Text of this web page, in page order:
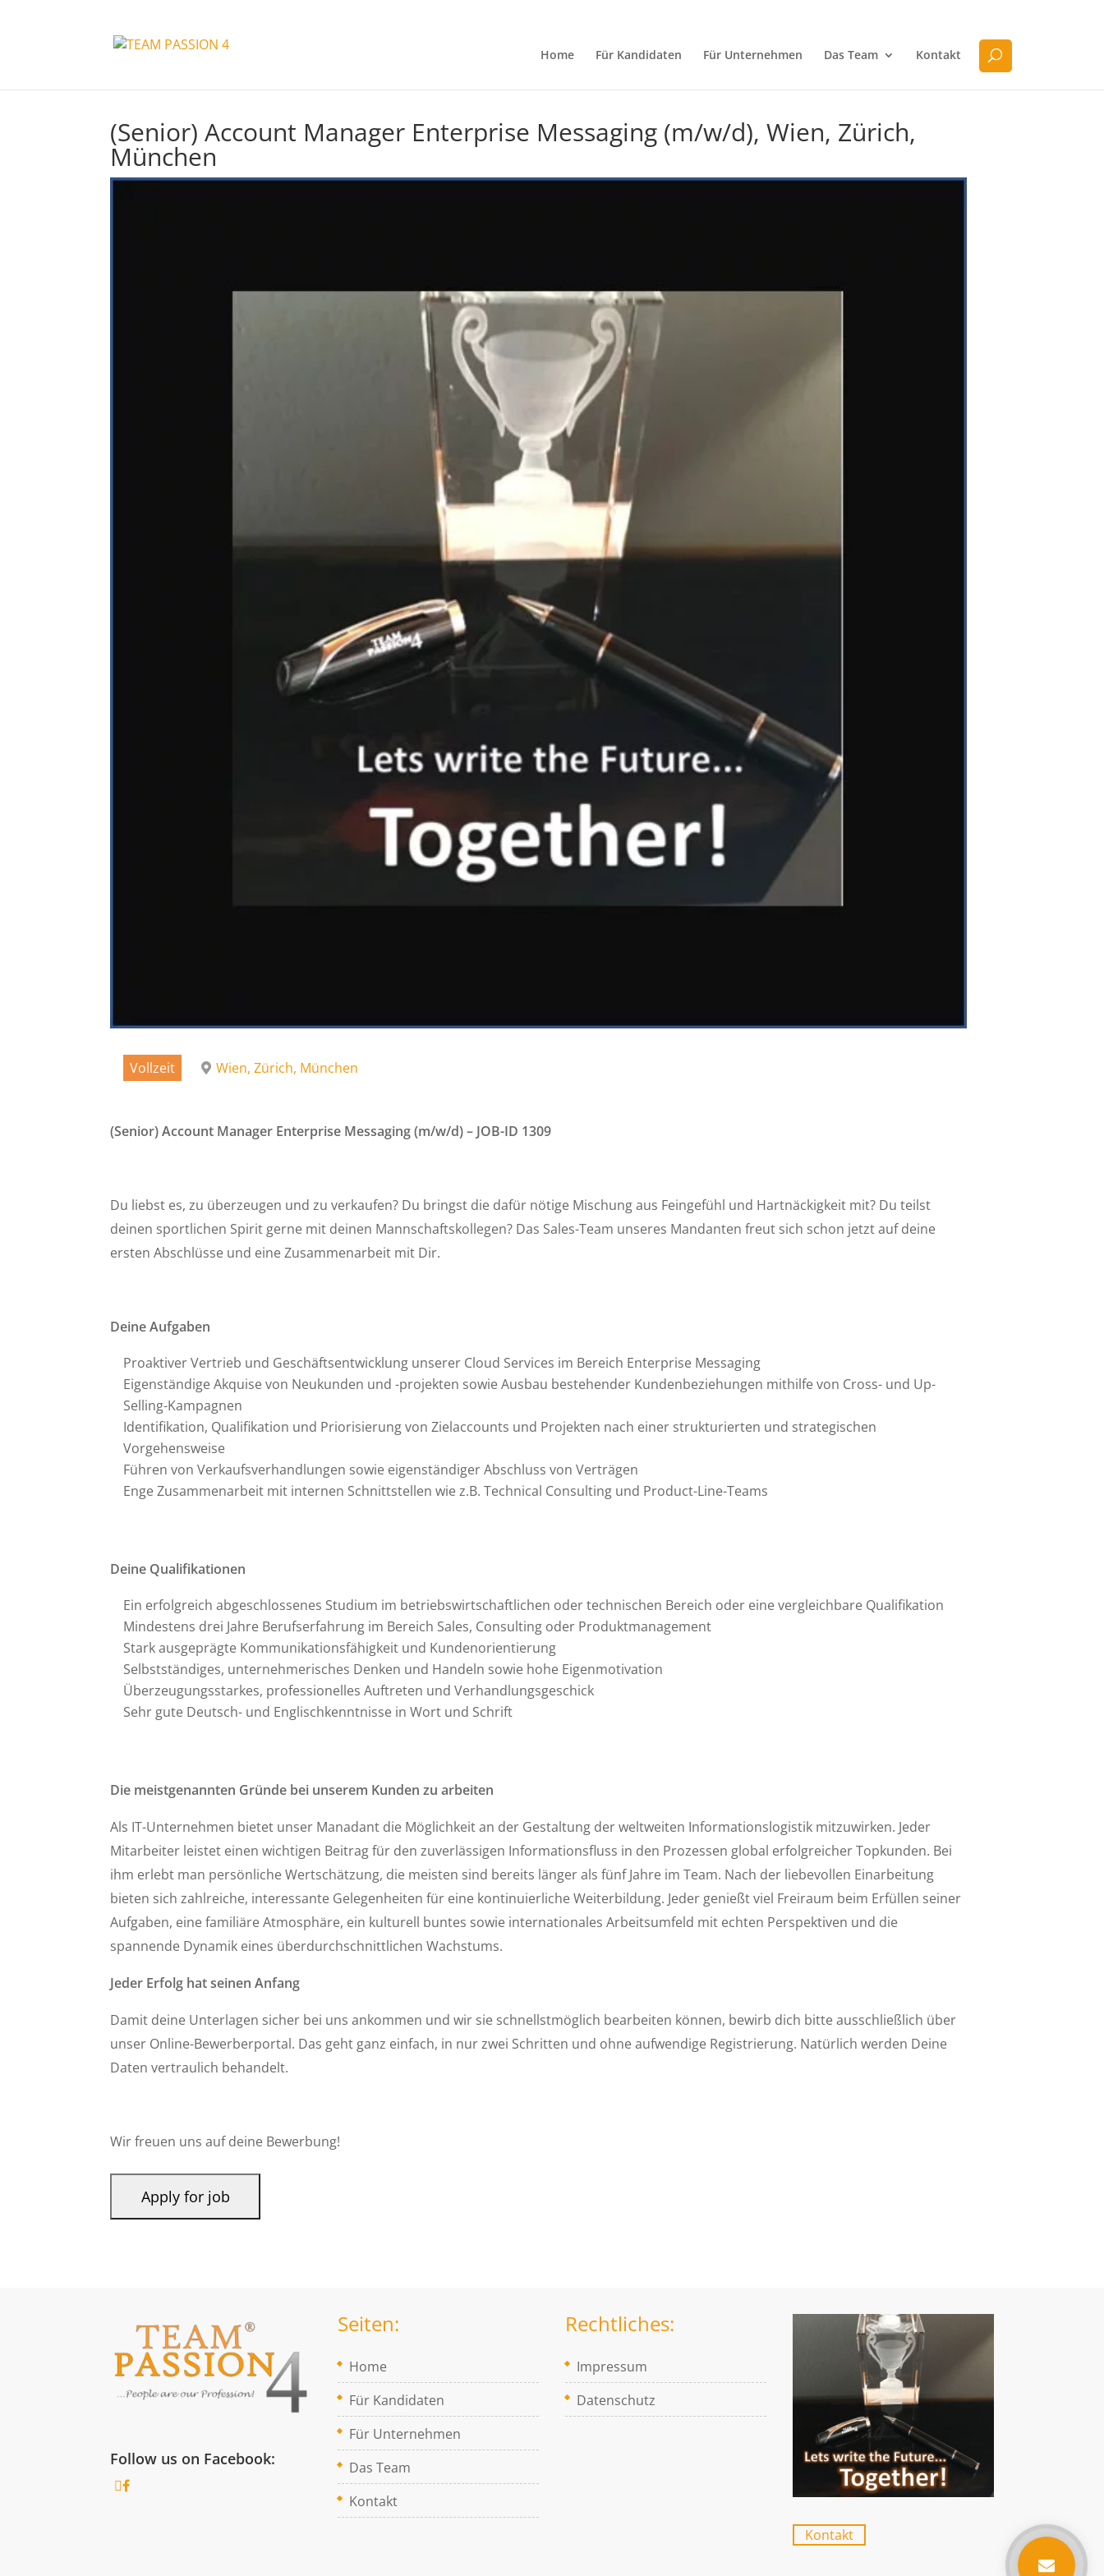
Home Für Kandidaten Für Unternehmen Das Team Kontakt
(Senior) Account Manager Enterprise Messaging (m/w/d), Wien, Zürich,
München
Vollzeit Wien, Zürich, München
(Senior) Account Manager Enterprise Messaging (m/w/d) – JOB-ID 1309
Du liebst es, zu überzeugen und zu verkaufen? Du bringst die dafür nötige Mischung aus Feingefühl und Hartnäckigkeit mit? Du teilst
deinen sportlichen Spirit gerne mit deinen Mannschaftskollegen? Das Sales-Team unseres Mandanten freut sich schon jetzt auf deine
ersten Abschlüsse und eine Zusammenarbeit mit Dir.
Deine Aufgaben
Proaktiver Vertrieb und Geschäftsentwicklung unserer Cloud Services im Bereich Enterprise Messaging
Eigenständige Akquise von Neukunden und -projekten sowie Ausbau bestehender Kundenbeziehungen mithilfe von Cross- und Up-
Selling-Kampagnen
Identifikation, Qualifikation und Priorisierung von Zielaccounts und Projekten nach einer strukturierten und strategischen
Vorgehensweise
Führen von Verkaufsverhandlungen sowie eigenständiger Abschluss von Verträgen
Enge Zusammenarbeit mit internen Schnittstellen wie z.B. Technical Consulting und Product-Line-Teams
Deine Qualifikationen
Ein erfolgreich abgeschlossenes Studium im betriebswirtschaftlichen oder technischen Bereich oder eine vergleichbare Qualifikation
Mindestens drei Jahre Berufserfahrung im Bereich Sales, Consulting oder Produktmanagement
Stark ausgeprägte Kommunikationsfähigkeit und Kundenorientierung
Selbstständiges, unternehmerisches Denken und Handeln sowie hohe Eigenmotivation
Überzeugungsstarkes, professionelles Auftreten und Verhandlungsgeschick
Sehr gute Deutsch- und Englischkenntnisse in Wort und Schrift
Die meistgenannten Gründe bei unserem Kunden zu arbeiten
Als IT-Unternehmen bietet unser Manadant die Möglichkeit an der Gestaltung der weltweiten Informationslogistik mitzuwirken. Jeder
Mitarbeiter leistet einen wichtigen Beitrag für den zuverlässigen Informationsfluss in den Prozessen global erfolgreicher Topkunden. Bei
ihm erlebt man persönliche Wertschätzung, die meisten sind bereits länger als fünf Jahre im Team. Nach der liebevollen Einarbeitung
bieten sich zahlreiche, interessante Gelegenheiten für eine kontinuierliche Weiterbildung. Jeder genießt viel Freiraum beim Erfüllen seiner
Aufgaben, eine familiäre Atmosphäre, ein kulturell buntes sowie internationales Arbeitsumfeld mit echten Perspektiven und die
spannende Dynamik eines überdurchschnittlichen Wachstums.
Jeder Erfolg hat seinen Anfang
Damit deine Unterlagen sicher bei uns ankommen und wir sie schnellstmöglich bearbeiten können, bewirb dich bitte ausschließlich über
unser Online-Bewerberportal. Das geht ganz einfach, in nur zwei Schritten und ohne aufwendige Registrierung. Natürlich werden Deine
Daten vertraulich behandelt.
Wir freuen uns auf deine Bewerbung!
Follow us on Facebook:
Seiten:
Home
Für Kandidaten
Für Unternehmen
Das Team
Kontakt
Rechtliches:
Impressum
Datenschutz
Kontakt